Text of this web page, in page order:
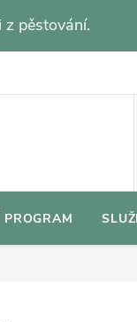
pěstování.